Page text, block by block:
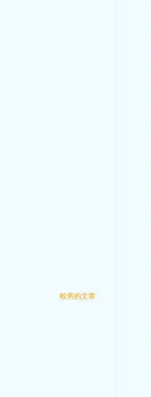
較舊的文章